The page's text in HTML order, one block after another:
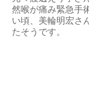
然喉が痛み緊急手
い頃、美輪明宏さ
たそうです。